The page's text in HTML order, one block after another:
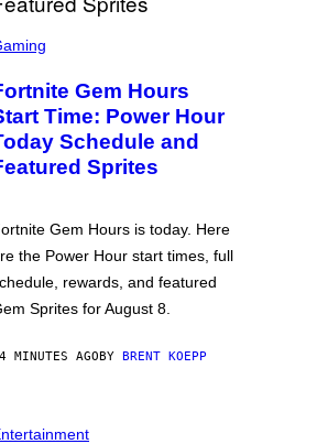
Gem Hours
Time: Power Hour
Schedule and
Sprites
Gem Hours is today. Here
the Power Hour start times, full
rewards, and featured
Sprites for August 8.
MINUTES AGOBY BRENT KOEPP